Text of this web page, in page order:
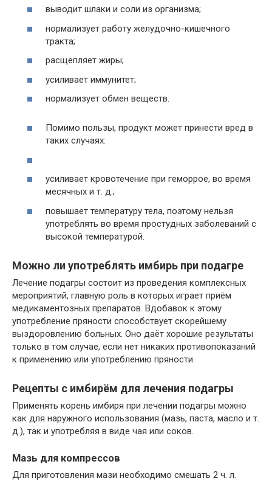
выводит шлаки и соли из организма;
нормализует работу желудочно-кишечного
тракта;
расщепляет жиры;
усиливает иммунитет;
нормализует обмен веществ.
Помимо пользы, продукт может принести вред в
таких случаях:
усиливает кровотечение при геморрое, во время
месячных и т. д.;
повышает температуру тела, поэтому нельзя
употреблять во время простудных заболеваний с
высокой температурой.
Можно ли употреблять имбирь при подагре
Лечение подагры состоит из проведения комплексных
мероприятий, главную роль в которых играет приём
медикаментозных препаратов. Вдобавок к этому
употребление пряности способствует скорейшему
выздоровлению больных. Оно даёт хорошие результаты
только в том случае, если нет никаких противопоказаний
к применению или употреблению пряности.
Рецепты с имбирём для лечения подагры
Применять корень имбиря при лечении подагры можно
как для наружного использования (мазь, паста, масло и т.
д.), так и употребляя в виде чая или соков.
Мазь для компрессов
Для приготовления мази необходимо смешать 2 ч. л.